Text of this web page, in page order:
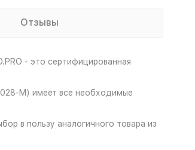
Отзывы
- это сертифицированная
M) имеет все необходимые
в пользу аналогичного товара из